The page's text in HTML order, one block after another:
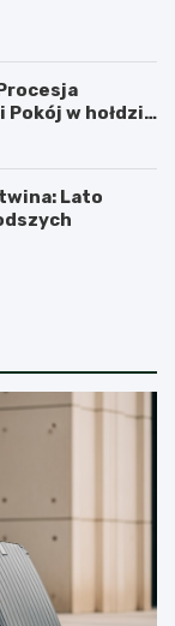
Pokój w hołdzie
Lato